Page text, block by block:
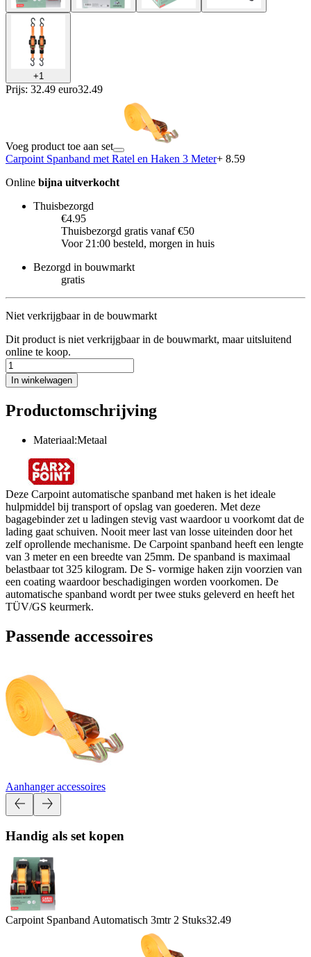
+1
Prijs: 32.49 euro32.49
Voeg product toe aan set
Carpoint Spanband met Ratel en Haken 3 Meter+ 8.59
Online bijna uitverkocht
Thuisbezorgd
€4.95
Thuisbezorgd gratis vanaf €50
Voor 21:00 besteld, morgen in huis
Bezorgd in bouwmarkt
gratis
Niet verkrijgbaar in de bouwmarkt
Dit product is niet verkrijgbaar in de bouwmarkt, maar uitsluitend
online te koop.
In winkelwagen
Productomschrijving
Materiaal:Metaal
Deze Carpoint automatische spanband met haken is het ideale
hulpmiddel bij transport of opslag van goederen. Met deze
bagagebinder zet u ladingen stevig vast waardoor u voorkomt dat de
lading gaat schuiven. Nooit meer last van losse uiteinden door het
zelf oprollende mechanisme. De Carpoint spanband heeft een lengte
van 3 meter en een breedte van 25mm. De spanband is maximaal
belastbaar tot 325 kilogram. De S- vormige haken zijn voorzien van
een coating waardoor beschadigingen worden voorkomen. De
automatische spanband wordt per twee stuks geleverd en heeft het
TÜV/GS keurmerk.
Passende accessoires
Aanhanger accessoires
Handig als set kopen
Carpoint Spanband Automatisch 3mtr 2 Stuks32.49